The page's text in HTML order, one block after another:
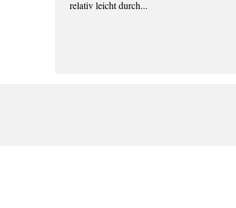
relativ leicht durch...